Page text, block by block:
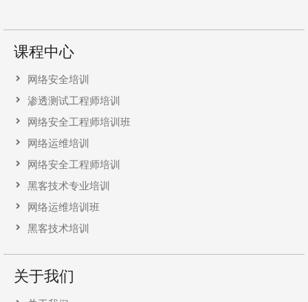
课程中心
网络安全培训
渗透测试工程师培训
网络安全工程师培训班
网络运维培训
网络安全工程师培训
黑客技术专业培训
网络运维培训班
黑客技术培训
关于我们